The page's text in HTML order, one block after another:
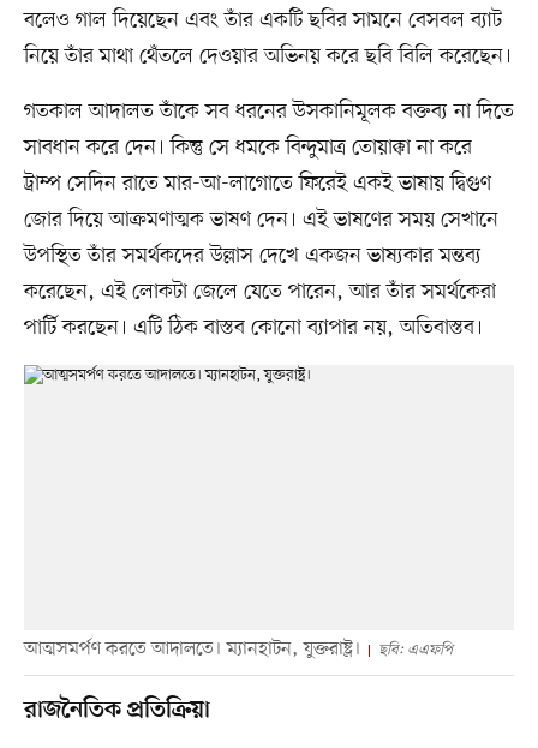
বলেও গাল দিয়েছেন এবং তাঁর একটি ছবির সামনে বেসবল ব্যাট
নিয়ে তাঁর মাথা থেঁতলে দেওয়ার অভিনয় করে ছবি বিলি করেছেন।
গতকাল আদালত তাঁকে সব ধরনের উসকানিমূলক বক্তব্য না দিতে
সাবধান করে দেন। কিন্তু সে ধমকে বিন্দুমাত্র তোয়াক্কা না করে
ট্রাম্প সেদিন রাতে মার-আ-লাগোতে ফিরেই একই ভাষায় দ্বিগুণ
জোর দিয়ে আক্রমণাত্মক ভাষণ দেন। এই ভাষণের সময় সেখানে
উপস্থিত তাঁর সমর্থকদের উল্লাস দেখে একজন ভাষ্যকার মন্তব্য
করেছেন, এই লোকটা জেলে যেতে পারেন, আর তাঁর সমর্থকেরা
পার্টি করছেন। এটি ঠিক বাস্তব কোনো ব্যাপার নয়, অতিবাস্তব।
আত্মসমর্পণ করতে আদালতে। ম্যানহাটন, যুক্তরাষ্ট্র। ছবি: এএফপি
রাজনৈতিক প্রতিক্রিয়া